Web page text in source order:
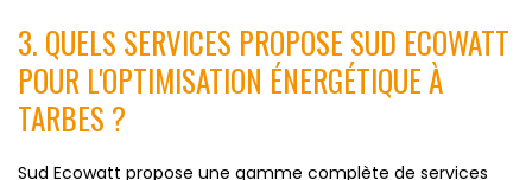
3. QUELS SERVICES PROPOSE SUD ECOWATT
POUR L'OPTIMISATION ÉNERGÉTIQUE À
TARBES ?
Sud Ecowatt propose une gamme complète de services